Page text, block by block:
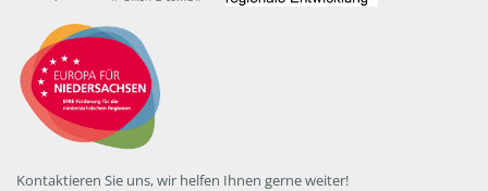
Kontaktieren Sie uns, wir helfen Ihnen gerne weiter!